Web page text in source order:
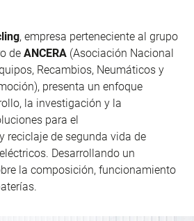
, empresa perteneciente al grupo
de ANCERA (Asociación Nacional
Recambios, Neumáticos y
presenta un enfoque
la investigación y la
para el
reciclaje de segunda vida de
Desarrollando un
la composición, funcionamiento